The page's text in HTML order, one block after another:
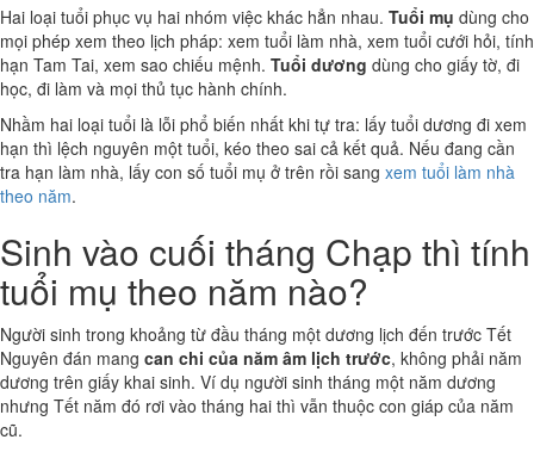
Hai loại tuổi phục vụ hai nhóm việc khác hẳn nhau. Tuổi mụ dùng cho
mọi phép xem theo lịch pháp: xem tuổi làm nhà, xem tuổi cưới hỏi, tính
hạn Tam Tai, xem sao chiếu mệnh. Tuổi dương dùng cho giấy tờ, đi
học, đi làm và mọi thủ tục hành chính.
Nhầm hai loại tuổi là lỗi phổ biến nhất khi tự tra: lấy tuổi dương đi xem
hạn thì lệch nguyên một tuổi, kéo theo sai cả kết quả. Nếu đang cần
tra hạn làm nhà, lấy con số tuổi mụ ở trên rồi sang xem tuổi làm nhà
theo năm.
Sinh vào cuối tháng Chạp thì tính
tuổi mụ theo năm nào?
Người sinh trong khoảng từ đầu tháng một dương lịch đến trước Tết
Nguyên đán mang can chi của năm âm lịch trước, không phải năm
dương trên giấy khai sinh. Ví dụ người sinh tháng một năm dương
nhưng Tết năm đó rơi vào tháng hai thì vẫn thuộc con giáp của năm
cũ.